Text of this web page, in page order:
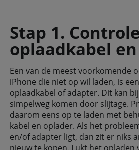
Stap 1.
oplaadkabel
Een van de meest voorkomende
iPhone die niet op wil laden, is
oplaadkabel of adapter. Dit kan
simpelweg komen door slijtage.
daarom eens op te laden met
kabel en oplader. Als het
en/of adapter ligt, dan zit er niks
nieuw te kopen. Lukt het opladen